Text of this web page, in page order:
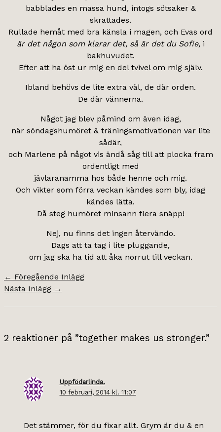
babblades en massa hund, intogs sötsaker &
skrattades.
Rullade hemåt med bra känsla i magen, och Evas ord
är det någon som klarar det, så är det du Sofie, i
bakhuvudet.
Efter att ha öst ur mig en del tvivel om mig själv.
Ibland behövs de lite extra väl, de där orden.
De där vännerna.
Något jag blev påmind om även idag,
när söndagshumöret & träningsmotivationen var lite
sådär,
och Marlene på något vis ändå såg till att plocka fram
ordentligt med
jävlaranamma hos både henne och mig.
Och vikter som förra veckan kändes som bly, idag
kändes lätta.
Då steg humöret minsann flera snäpp!
Nej, nu finns det ingen återvändo.
Dags att ta tag i lite pluggande,
om jag ska ha tid att åka norrut till veckan.
← Föregående Inlägg
Nästa Inlägg →
2 reaktioner på ”together makes us stronger.”
Uppfödarlinda.
10 februari, 2014 kl. 11:07
Det stämmer, för du fixar allt. Grym är du & en